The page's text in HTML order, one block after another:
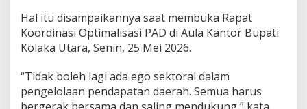
u
s
e
g
e
r
Hal itu disampaikannya saat membuka Rapat
Koordinasi Optimalisasi PAD di Aula Kantor Bupati
Kolaka Utara, Senin, 25 Mei 2026.
“Tidak boleh lagi ada ego sektoral dalam
pengelolaan pendapatan daerah. Semua harus